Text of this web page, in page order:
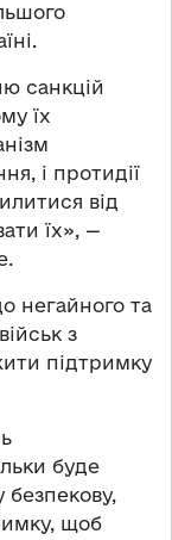
санкцій
їх
і протидії
від
їх», —
негайного та
з
підтримку
буде
безпекову,
щоб